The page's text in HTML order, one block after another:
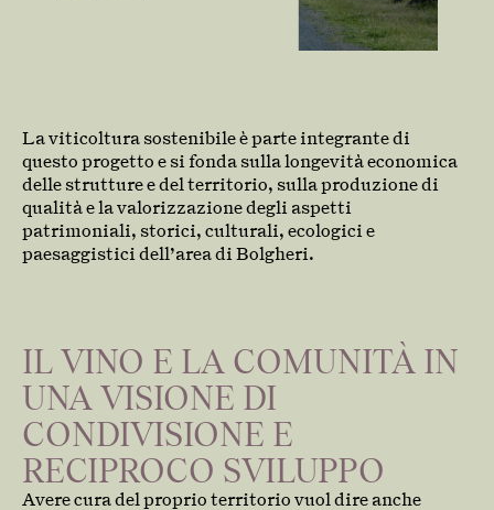
La viticoltura sostenibile è parte integrante di
questo progetto e si fonda sulla longevità economica
delle strutture e del territorio, sulla produzione di
qualità e la valorizzazione degli aspetti
patrimoniali, storici, culturali, ecologici e
paesaggistici dell’area di Bolgheri.
IL VINO E LA COMUNITÀ IN
UNA VISIONE DI
CONDIVISIONE E
RECIPROCO SVILUPPO
Avere cura del proprio territorio vuol dire anche